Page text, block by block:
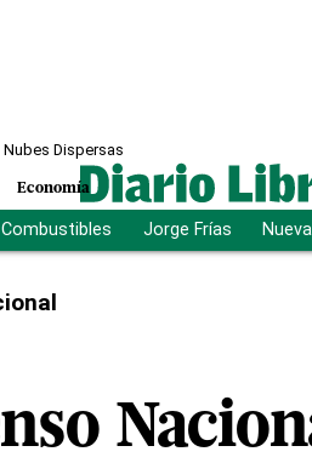
Nubes Dispersas
Economía
Combustibles Jorge Frías